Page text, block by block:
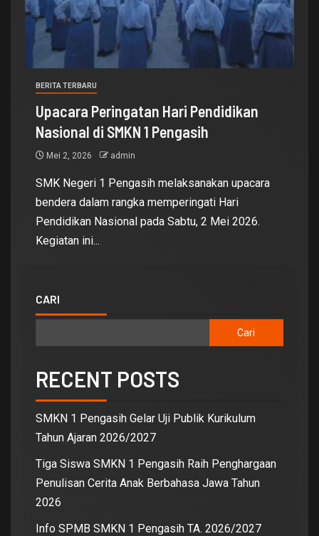
BERITA TERBARU
Upacara Peringatan Hari Pendidikan
Nasional di SMKN 1 Pengasih
Mei 2, 2026 admin
SMK Negeri 1 Pengasih melaksanakan upacara
bendera dalam rangka memperingati Hari
Pendidikan Nasional pada Sabtu, 2 Mei 2026.
Kegiatan ini...
CARI
Cari
RECENT POSTS
SMKN 1 Pengasih Gelar Uji Publik Kurikulum
Tahun Ajaran 2026/2027
Tiga Siswa SMKN 1 Pengasih Raih Penghargaan
Penulisan Cerita Anak Berbahasa Jawa Tahun
2026
Info SPMB SMKN 1 Pengasih TA. 2026/2027